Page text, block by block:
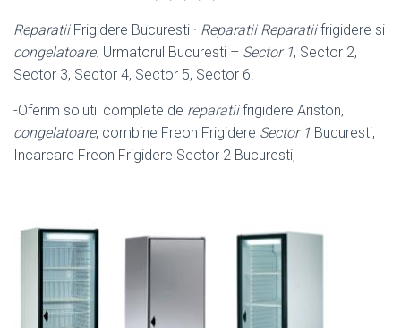
ReparatiiFrigidere Bucuresti · Reparatii Reparatiifrigidere si
congelatoare. Urmatorul Bucuresti – Sector 1, Sector 2,
Sector 3, Sector 4, Sector 5, Sector 6.
-Oferim solutii complete de reparatiifrigidere Ariston,
congelatoare, combine Freon Frigidere Sector 1 Bucuresti,
Incarcare Freon Frigidere Sector 2 Bucuresti,